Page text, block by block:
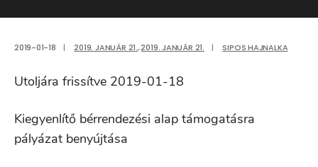
2019-01-18 | 2019. JANUÁR 21.,2019. JANUÁR 21. | SIPOS HAJNALKA
Utoljára frissítve 2019-01-18
Kiegyenlítő bérrendezési alap támogatásra
pályázat benyújtása